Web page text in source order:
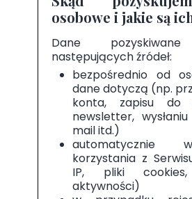
osobowe i jakie są
Dane
następujących źródeł:
bezpośrednio od
dane dotyczą (np.
konta, zapisu do
newsletter,
mail itd.)
automatycznie
korzystania z
IP, pliki
aktywności)